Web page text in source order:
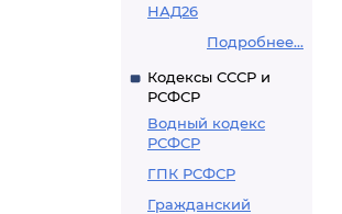
НАД26
Подробнее...
Кодексы СССР и
РСФСР
Водный кодекс
РСФСР
ГПК РСФСР
Гражданский